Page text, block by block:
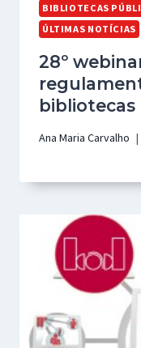
BIBLIOTECAS
ÚLTIMAS NOTÍCIAS
28º
Ana Maria Carvalho